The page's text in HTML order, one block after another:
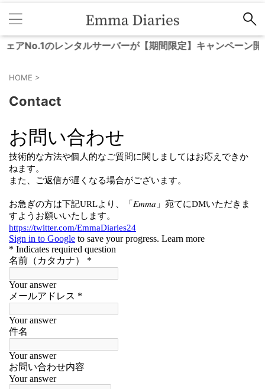
No.1のレンタルサーバーが【期間限定】キャンペーン開催
HOME >
Contact